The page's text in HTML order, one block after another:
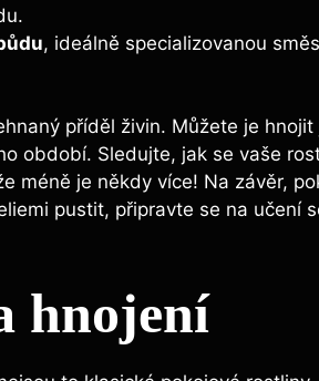
, ideálně specializovanou
příděl živin. Můžete je
období. Sledujte, jak se vaše
méně je někdy více! Na závěr,
pustit, připravte se na učení
hnojení